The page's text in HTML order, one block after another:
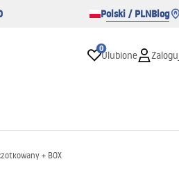
Polski / PLNBlog
0
Ulubione
+ BOX